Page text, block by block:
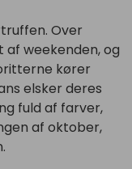
Over
af weekenden, og
kører
elsker deres
fuld af farver,
af oktober,